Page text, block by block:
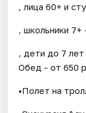
, лица 60+ и
, школьники 7+
, дети до 7
Обед - от 650
•Полет на